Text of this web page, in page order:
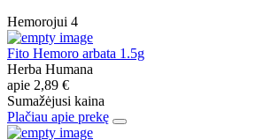
Hemorojui 4
Fito Hemoro arbata 1.5g
Herba Humana
apie 2,89 €
Sumažėjusi kaina
Plačiau apie prekę